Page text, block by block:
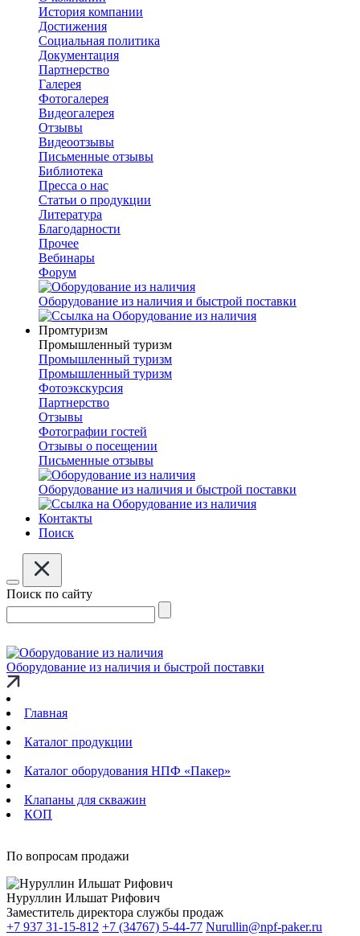
История компании
Достижения
Социальная политика
Документация
Партнерство
Галерея
Фотогалерея
Видеогалерея
Отзывы
Видеоотзывы
Письменные отзывы
Библиотека
Пресса о нас
Статьи о продукции
Литература
Благодарности
Прочее
Вебинары
Форум
Оборудование из наличия и быстрой поставки
Промтуризм
Промышленный туризм
Промышленный туризм
Промышленный туризм
Фотоэкскурсия
Партнерство
Отзывы
Фотографии гостей
Отзывы о посещении
Письменные отзывы
Оборудование из наличия и быстрой поставки
Контакты
Поиск
Поиск по сайту
Оборудование из наличия и быстрой поставки
Главная
Каталог продукции
Каталог оборудования НПФ «Пакер»
Клапаны для скважин
КОП
По вопросам продажи
Нуруллин Ильшат Рифович
Заместитель директора службы продаж
+7 937 31-15-812 +7 (34767) 5-44-77 Nurullin@npf-paker.ru